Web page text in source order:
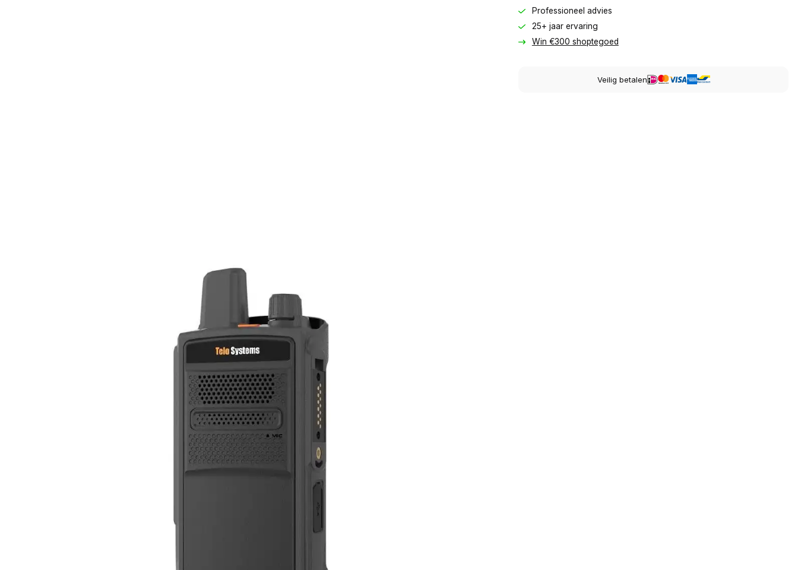
Professioneel advies
25+ jaar ervaring
Win €300 shoptegoed
Veilig betalen